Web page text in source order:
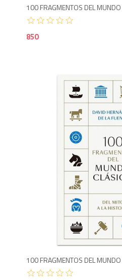
100 FRAGMENTOS DEL MUNDO
850
100 FRAGMENTOS DEL MUNDO